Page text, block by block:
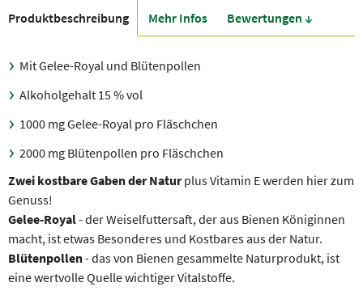
Produkt­beschreibung Mehr Infos Bewer­tungen ↓
Mit Gelee-Royal und Blütenpollen
Alkoholgehalt 15 % vol
1000 mg Gelee-Royal pro Fläschchen
2000 mg Blütenpollen pro Fläschchen
Zwei kostbare Gaben der Naturplus Vitamin E werden hier zum
Genuss!
Gelee-Royal- der Weiselfuttersaft, der aus Bienen Königinnen
macht, ist etwas Besonderes und Kostbares aus der Natur.
Blütenpollen- das von Bienen gesammelte Naturprodukt, ist
eine wertvolle Quelle wichtiger Vitalstoffe.